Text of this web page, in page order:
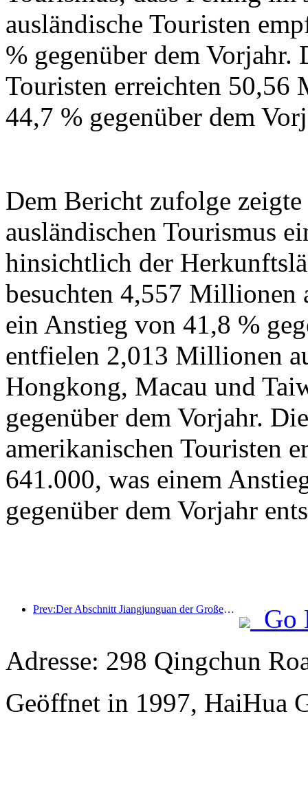
ausländische Touristen
% gegenüber dem Vorjahr.
Touristen erreichten 50,56
44,7 % gegenüber dem
Dem Bericht zufolge
ausländischen Tourismus
hinsichtlich der
besuchten 4,557 Millionen
ein Anstieg von 41,8 %
entfielen 2,013 Millionen
Hongkong, Macau und
gegenüber dem Vorjahr.
amerikanischen Touristen
641.000, was einem
gegenüber dem Vorjahr
Prev:Der Abschnitt Jiangjunguan der Großen Mauer im Bezirk Pinggu in Peking soll voraussichtlich bereits Ende 2026 für die Öffentlichkeit zugänglich gemacht werden.
Go
Adresse: 298 Qingchun
Geöffnet in 1997, HaiHua